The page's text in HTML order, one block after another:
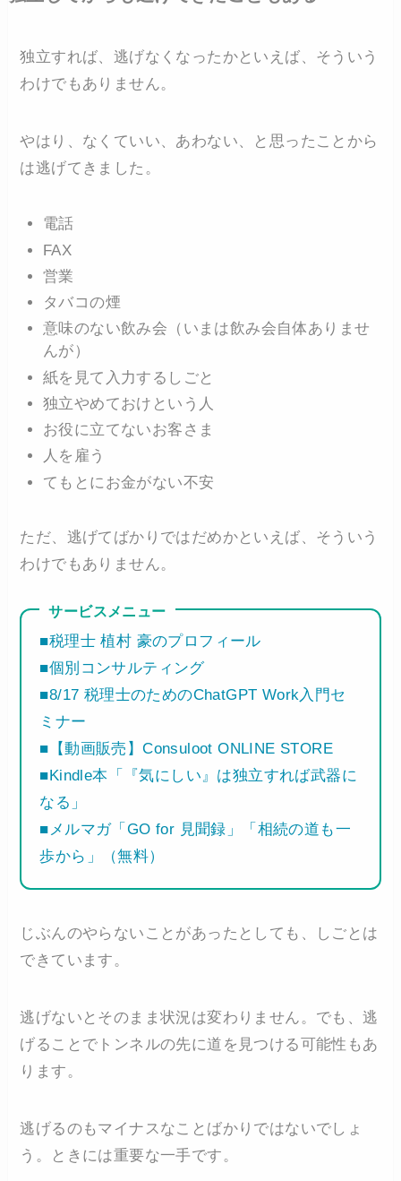
独立すれば、逃げなくなったかといえば、そういう
わけでもありません。
やはり、なくていい、あわない、と思ったことから
は逃げてきました。
電話
FAX
営業
タバコの煙
意味のない飲み会（いまは飲み会自体ありませ
んが）
紙を見て入力するしごと
独立やめておけという人
お役に立てないお客さま
人を雇う
てもとにお金がない不安
ただ、逃げてばかりではだめかといえば、そういう
わけでもありません。
サービスメニュー
■税理士 植村 豪のプロフィール
■個別コンサルティング
■8/17 税理士のためのChatGPT Work入門セ
ミナー
■【動画販売】Consuloot ONLINE STORE
■Kindle本「『気にしい』は独立すれば武器に
なる」
■メルマガ「GO for 見聞録」「相続の道も一
歩から」（無料）
じぶんのやらないことがあったとしても、しごとは
できています。
逃げないとそのまま状況は変わりません。でも、逃
げることでトンネルの先に道を見つける可能性もあ
ります。
逃げるのもマイナスなことばかりではないでしょ
う。ときには重要な一手です。